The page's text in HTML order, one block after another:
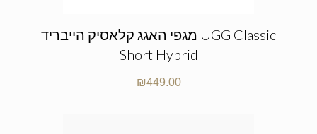
מגפי האגג קלאסיק הייבריד UGG Classic
Short Hybrid
₪449.00